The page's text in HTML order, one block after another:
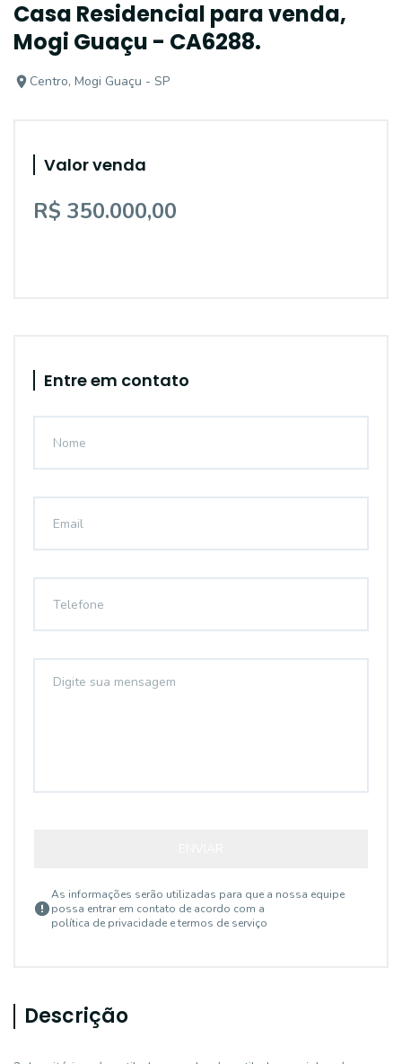
Casa Residencial para venda,
Mogi Guaçu - CA6288.
Centro, Mogi Guaçu - SP
Valor venda
R$ 350.000,00
Entre em contato
As informações serão utilizadas para que a nossa equipe
possa entrar em contato de acordo com a
política de privacidade e termos de serviço
Descrição